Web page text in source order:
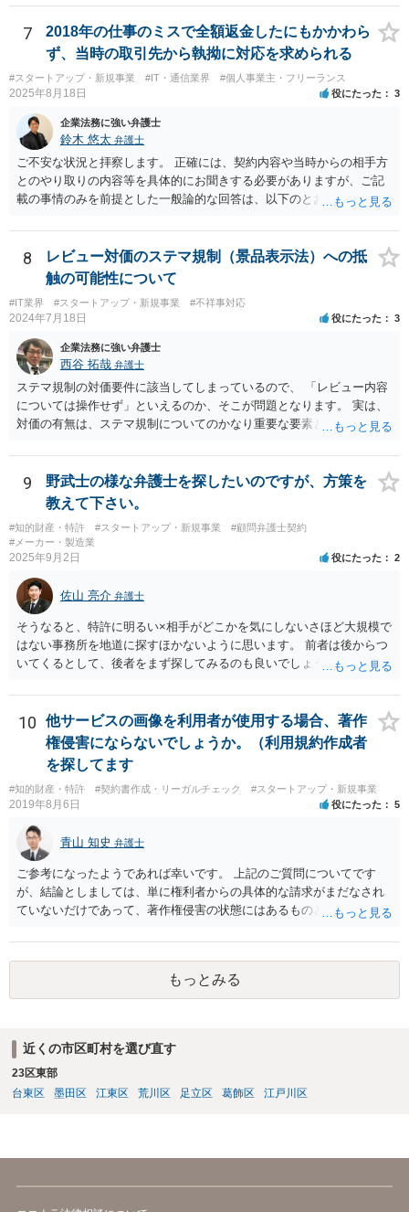
あるか否かという問題 ②税理士本人が税務業務をしていなかったとい
う税理士職務の妥当性の問題 ③クライアントが誤って簡易課税届出書
を提出していたところ、税理士が課税方式の確認をしなかった問題 と
いう課題があります。 ①については、 税理士が責任を持つのは契約に
明記された委任事務に限定されるのが原則です。 サービスとして委任
事務外の税務相談に応じた結果、その責任を負う場合もゼロではあり
ませんが、責任追及するハードルはかなり上がります。 ②について
は、 実際上、税理士事務所では事務員が顧客対応することが多いと聞
きます。 そのため、メールに税理士が参加していないことや直接面談
していないことをもって賠償請求の理由とすることは現実問題として
は難しい可能性があります。 ③については、 税理士が、契約上の委任
事務外の税務相談をサービスで実施していた場合は、税理士側から積
極的に課税方式を確認しなければならないという程度の注意義務は認
められにくいのではないかと思います。 もっとも、顧問契約締結当初
から本件法人設立の相談についても依頼しており委任事務に含まれて
いたと主張できる事情がある場合には、上記より幾分有利に進められ
るかと思います。 より詳細な検討は、個別に法律事務所に問い合わせ
て法律相談されるとよいでしょう。
7
2018年の仕事のミスで全額返金したにもかかわら
ず、当時の取引先から執拗に対応を求められる
#スタートアップ・新規事業 #IT・通信業界 #個人事業主・フリーランス
2025年8月18日 役にたった 3
企業法務に強い弁護士
鈴木 悠太 弁護士
ご不安な状況と拝察します。 正確には、契約内容や当時からの相手方
とのやり取りの内容等を具体的にお聞きする必要がありますが、ご記
載の事情のみを前提とした一般論的な回答は、以下のとおりです。 ①
前の商事消滅時効、不法行為消滅時効）にかかっている可能性が高い
です。 ②相手方の報告要求については、法的には従う義務はないでし
ょう。 ③すでに対応は完了しており、もし相手方から今後具体的な法
的請求ないし措置がなされれば改めて検討するという方針でもよいよ
うに思われます。
8
レビュー対価のステマ規制（景品表示法）への抵
触の可能性について
#IT業界 #スタートアップ・新規事業 #不祥事対応
2024年7月18日 役にたった 3
企業法務に強い弁護士
西谷 拓哉 弁護士
ステマ規制の対価要件に該当してしまっているので、 「レビュー内容
については操作せず」といえるのか、そこが問題となります。 実は、
対価の有無は、ステマ規制についてのかなり重要な要素となります。
とを条件に割り引くサービスを提供していたケースですが、 明示的に
高評価と指示していなくても、全件報酬を支払うことを約してレビュ
ーをさせるということになれば、結局はそれはレビュー内容について
事業者が関与していると評価され「事業者による表示（広告）」と判
断される余地は残るといえるでしょう。 あくまで、自身の嗜好に基づ
く、自主的なレビューでなければステマ規制にひっかかる可能性があ
www.caa.go.jp/policies/policy/representation/fair_labeling/guideline/ass
ets/representation_cms216_230328_03.pdf の５頁（イ）、２（１）参
照
9
野武士の様な弁護士を探したいのですが、方策を
教えて下さい。
#知的財産・特許 #スタートアップ・新規事業
#顧問弁護士契約
#メーカー・製造業
2025年9月2日 役にたった 2
佐山 亮介 弁護士
そうなると、特許に明るい×相手がどこかを気にしないさほど大規模で
はない事務所を地道に探すほかないように思います。 前者は後からつ
いてくるとして、後者をまず探してみるのも良いでしょう。
10
他サービスの画像を利用者が使用する場合、著作
権侵害にならないでしょうか。（利用規約作成者
を探してます
#知的財産・特許 #契約書作成・リーガルチェック #スタートアップ・新規事業
2019年8月6日 役にたった 5
青山 知史 弁護士
ご参考になったようであれば幸いです。 上記のご質問についてです
が、結論としましては、単に権利者からの具体的な請求がまだなされ
ていないだけであって、著作権侵害の状態にはあるものと思慮いたし
ンテンツの投稿については、適法か否かも含め、投稿者で自己責任で
行うものとし、サイトとしては責任を持たない旨の規定がなされてい
ることがあります。 利用者も多いため、サイトとして投稿画像等のチ
ェックは行えないことから、自己責任で判断して行動するように求め
おいて事前チェックがなされるわけではないため、著作権侵害となる
ような画像もそのまま投稿されてしまい、結果として、権利者から削
除や損害賠償等の請求がなされるまで、事実上、その投稿状態が残っ
たままになっているものと思われます。 こうした無断転載の件数は多
ありません。 そのため、著作権者が、本人の特定や具体的な請求に動
もっとみる
近くの市区町村を選び直す
23区東部
台東区
墨田区 江東区 荒川区 足立区 葛飾区 江戸川区